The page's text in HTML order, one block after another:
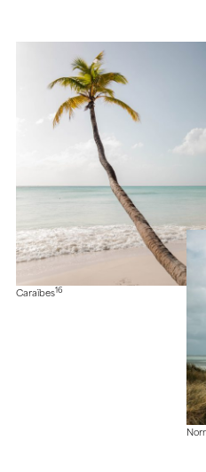
Caraïbes 16